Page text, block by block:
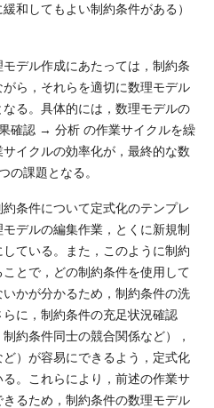
和してもよい制約条件がある）
デル作成にあたっては，制約条
ら，それらを適切に数理モデル
る。具体的には，数理モデルの
確認 → 分析 の作業サイクルを繰
イクルの効率化が，最終的な数
の課題となる。
条件について定式化のテンプレ
デルの編集作業，とくに新規制
ている。また，このように制約
とで，どの制約条件を使用して
かが分かるため，制約条件の洗
に，制約条件の充足状況確認
約条件同士の競合関係など），
）が容易にできるよう，定式化
。これらにより，前述の作業サ
るため，制約条件の数理モデル